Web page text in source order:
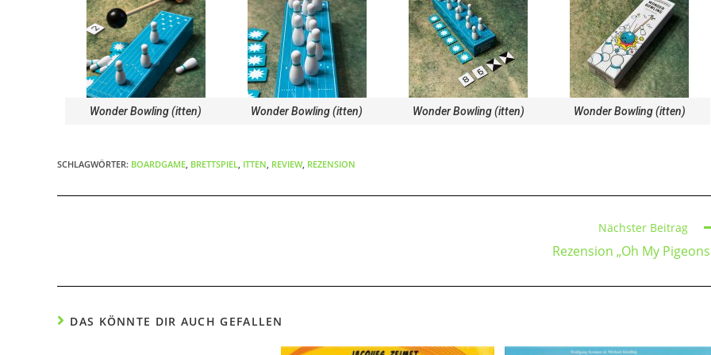
Wonder Bowling (itten) Wonder Bowling (itten) Wonder Bowling (itten) Wonder Bowling (itten)
SCHLAGWÖRTER: BOARDGAME, BRETTSPIEL, ITTEN, REVIEW, REZENSION
Nächster Beitrag
Rezension „Oh My
DAS KÖNNTE DIR AUCH GEFALLEN